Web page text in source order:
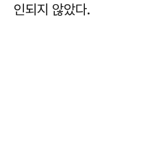
인되지 않았다.